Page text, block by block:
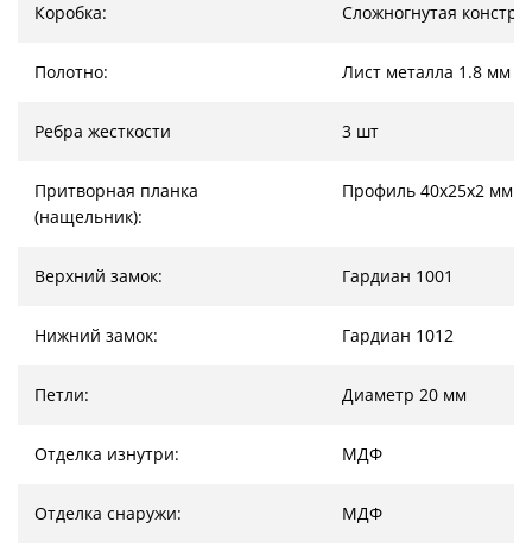
Коробка: Сложногнутая
Полотно: Лист металла 1.8 мм
Ребра жесткости 3 шт
Притворная планка
(нащельник):
Профиль 40х25х2 мм
Верхний замок: Гардиан 1001
Нижний замок: Гардиан 1012
Петли: Диаметр 20 мм
Отделка изнутри: МДФ
Отделка снаружи: МДФ